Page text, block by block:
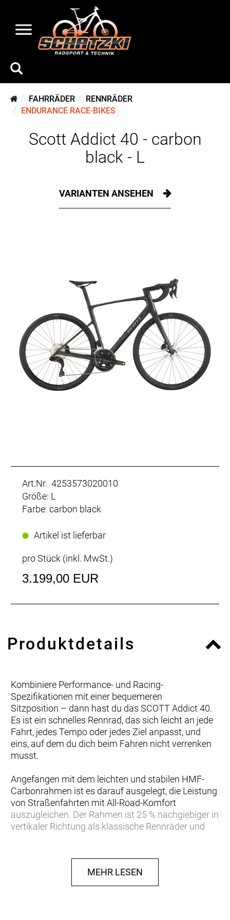
FAHRRÄDER
RENNRÄDER
ENDURANCE RACE-BIKES
Scott Addict 40 - carbon
black - L
VARIANTEN ANSEHEN
Art.Nr. 4253573020010
Größe: L
Farbe: carbon black
Artikel ist lieferbar
pro Stück (inkl. MwSt.)
3.199,00 EUR
Produktdetails
Kombiniere Performance- und Racing-
Spezifikationen mit einer bequemeren
Sitzposition – dann hast du das SCOTT Addict 40.
Es ist ein schnelles Rennrad, das sich leicht an jede
Fahrt, jedes Tempo oder jedes Ziel anpasst, und
eins, auf dem du dich beim Fahren nicht verrenken
musst.
Angefangen mit dem leichten und stabilen HMF-
Carbonrahmen ist es darauf ausgelegt, die Leistung
von Straßenfahrten mit All-Road-Komfort
auszugleichen. Der Rahmen ist 25 % nachgiebiger in
vertikaler Richtung als klassische Rennräder und
mit einem höheren Stack und einem kürzeren Reach
als ein Renn-Setup, um den ganzen Tag Komfort im
Sattel zu bieten. Die Reifenfreiheit ist zudem für
MEHR LESEN